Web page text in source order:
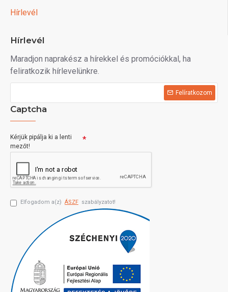
Hírlevél
Hírlevél
Maradjon naprakész a hírekkel és promóciókkal, ha
feliratkozik hírlevelünkre.
Felíratkozom
Captcha
Kérjük pipálja ki a lenti
mezőt!
Elfogadom a(z) ÁSZF szabályzatot!